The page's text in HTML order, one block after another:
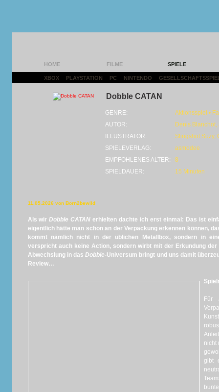
HOME FILME SPIELE
XBOX PLAYSTATION PC NINTENDO
Dobble CATAN
GENRE:
Aktionsspiel •
AUTOR:
Denis
ILLUSTRATOR:
Slingshot Suzy,
SPIELEVERLAG:
asmodee
EMPFOHLENES ALTER:
8
SPIELDAUER:
15 Minuten
11.05.2026 von Born2bewild
Als wirDobble CATAN erhielten dachte ich erst einmal: Das ist
eigentlich hätte man schon an der Verpackung erkennen können,
kommt nämlich nicht in der üblichen Metallbox, sondern in
verspricht auch keine Action, sondern wirbt mit der Erkundung
Abwechslung in dasDobble-Universum bringt und uns damit
Review…
Für
nicht
gibt